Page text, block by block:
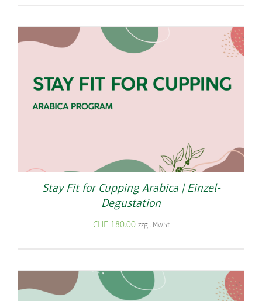
Stay Fit for Cupping Arabica | Einzel-
Degustation
CHF 180.00 zzgl. MwSt